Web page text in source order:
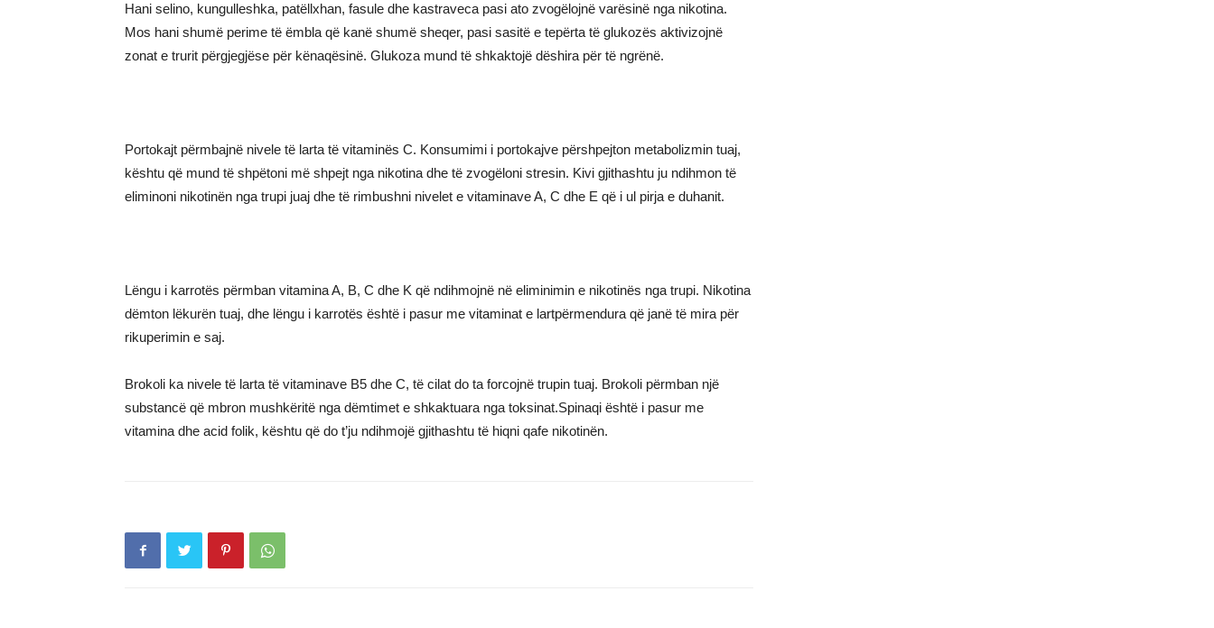
Hani selino, kungulleshka, patëllxhan, fasule dhe kastraveca pasi ato zvogëlojnë varësinë nga nikotina.
Mos hani shumë perime të ëmbla që kanë shumë sheqer, pasi sasitë e tepërta të glukozës aktivizojnë
zonat e trurit përgjegjëse për kënaqësinë. Glukoza mund të shkaktojë dëshira për të ngrënë.
Portokajt përmbajnë nivele të larta të vitaminës C. Konsumimi i portokajve përshpejton metabolizmin tuaj,
kështu që mund të shpëtoni më shpejt nga nikotina dhe të zvogëloni stresin. Kivi gjithashtu ju ndihmon të
eliminoni nikotinën nga trupi juaj dhe të rimbushni nivelet e vitaminave A, C dhe E që i ul pirja e duhanit.
Lëngu i karrotës përmban vitamina A, B, C dhe K që ndihmojnë në eliminimin e nikotinës nga trupi. Nikotina
dëmton lëkurën tuaj, dhe lëngu i karrotës është i pasur me vitaminat e lartpërmendura që janë të mira për
rikuperimin e saj.
Brokoli ka nivele të larta të vitaminave B5 dhe C, të cilat do ta forcojnë trupin tuaj. Brokoli përmban një
substancë që mbron mushkëritë nga dëmtimet e shkaktuara nga toksinat.Spinaqi është i pasur me
vitamina dhe acid folik, kështu që do t’ju ndihmojë gjithashtu të hiqni qafe nikotinën.